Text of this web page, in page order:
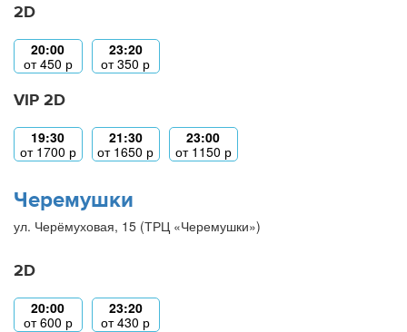
2D
20:00
от450 р
23:20
от350 р
VIP 2D
19:30
от 1700 р
21:30
от 1650 р
23:00
от 1150 р
Черемушки
ул. Черёмуховая, 15 (ТРЦ «Черемушки»)
2D
20:00
от600 р
23:20
от430 р